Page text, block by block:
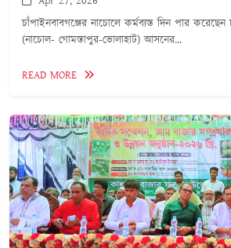
চাঁপাইনবাবগঞ্জের নাচোলে কর্মব্যস্ত দিন পার করেছেন
(নাচোল- গোমস্তাপুর-ভোলাহাট) আসনের...
READ MORE